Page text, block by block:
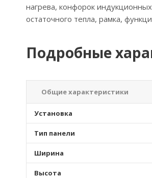
нагрева, конфорок
остаточного тепла, рамка,
Подробные
Общие характеристики
Установка
Тип панели
Ширина
Высота